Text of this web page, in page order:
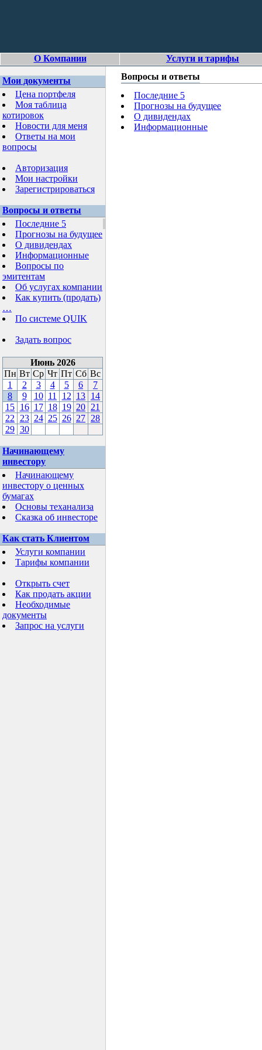
О Компании Услуги и тарифы
Мои документы
Цена портфеля
Моя таблица
котировок
Новости для меня
Ответы на мои
вопросы
Авторизация
Мои настройки
Зарегистрироваться
Вопросы и ответы
Последние 5
Прогнозы на будущее
О дивидендах
Информационные
Вопросы по
эмитентам
Об услугах компании
Как купить (продать)
…
По системе QUIK
Задать вопрос
Июнь 2026
Пн Вт Ср Чт Пт Сб Вс
1
2 3 4 5 6
7
8
9 10 11 12 13 14
15 16 17 18 19 20 21
22
23 24 25 26 27 28
29 30
Начинающему
инвестору
Начинающему
инвестору о ценных
бумагах
Основы теханализа
Сказка об инвесторе
Как стать Клиентом
Услуги компании
Тарифы компании
Открыть счет
Как продать акции
Необходимые
документы
Запрос на услуги
Вопросы и ответы
Последние 5
Прогнозы на будущее
О дивидендах
Информационные